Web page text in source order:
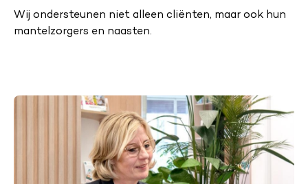
Wij ondersteunen niet alleen cliënten, maar ook hun
mantelzorgers en naasten.